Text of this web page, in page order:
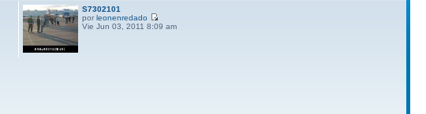
S7302101
por leonenredado
Vie Jun 03, 2011 8:09 am